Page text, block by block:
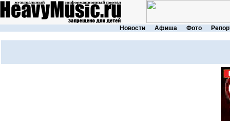
Новости Афиша Фото